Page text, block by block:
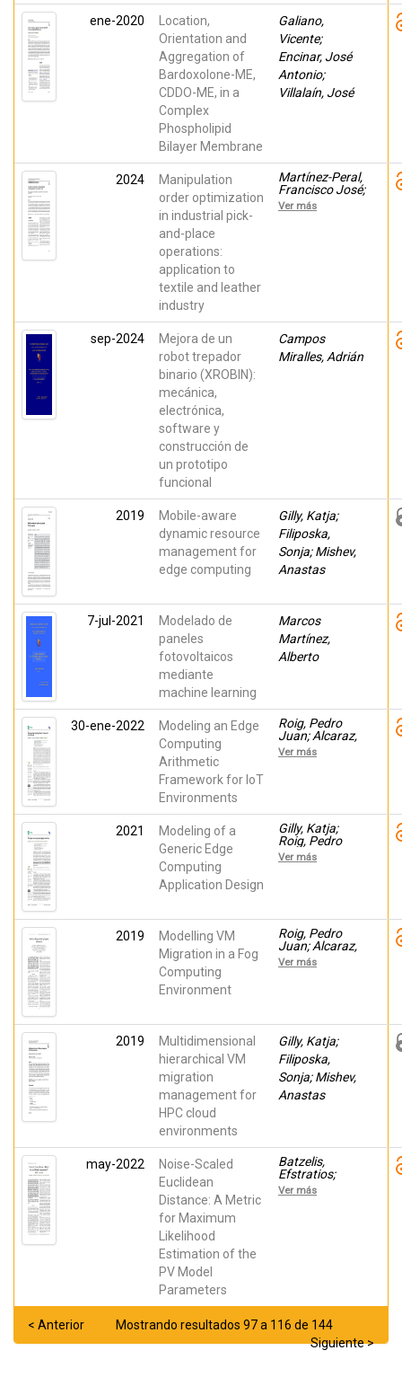
Manuel
ene-2020
Location,
Orientation and
Aggregation of
Bardoxolone-ME,
CDDO-ME, in a
Complex
Phospholipid
Bilayer Membrane
Galiano,
Vicente;
Encinar, José
Antonio;
Villalaín, José
2024
Manipulation
order optimization
in industrial pick-
and-place
operations:
application to
textile and leather
industry
Martínez-Peral,
Francisco José;
Migallón-
Gomis, Héctor;
Ver más
sep-2024
Mejora de un
robot trepador
binario (XROBIN):
mecánica,
electrónica,
software y
construcción de
un prototipo
funcional
Campos
Miralles, Adrián
2019
Mobile-aware
dynamic resource
management for
edge computing
Gilly, Katja;
Filiposka,
Sonja; Mishev,
Anastas
7-jul-2021
Modelado de
paneles
fotovoltaicos
mediante
machine learning
Marcos
Martínez,
Alberto
30-ene-2022
Modeling an Edge
Computing
Arithmetic
Framework for IoT
Environments
Roig, Pedro
Juan; Alcaraz,
Salvador; Gilly,
Katja; Bernad,
Ver más
2021
Modeling of a
Generic Edge
Computing
Application Design
Gilly, Katja;
Roig, Pedro
Juan; Alcaraz,
Salvador;
Ver más
2019
Modelling VM
Migration in a Fog
Computing
Environment
Roig, Pedro
Juan; Alcaraz,
Salvador; Gilly,
Katja; Juiz,
Ver más
2019
Multidimensional
hierarchical VM
migration
management for
HPC cloud
environments
Gilly, Katja;
Filiposka,
Sonja; Mishev,
Anastas
may-2022
Noise-Scaled
Euclidean
Distance: A Metric
for Maximum
Likelihood
Estimation of the
PV Model
Parameters
Batzelis,
Efstratios;
Blanes, Jose
M.; Toledo
Ver más
Mostrando resultados 97 a 116 de 144
< Anterior
Siguiente >